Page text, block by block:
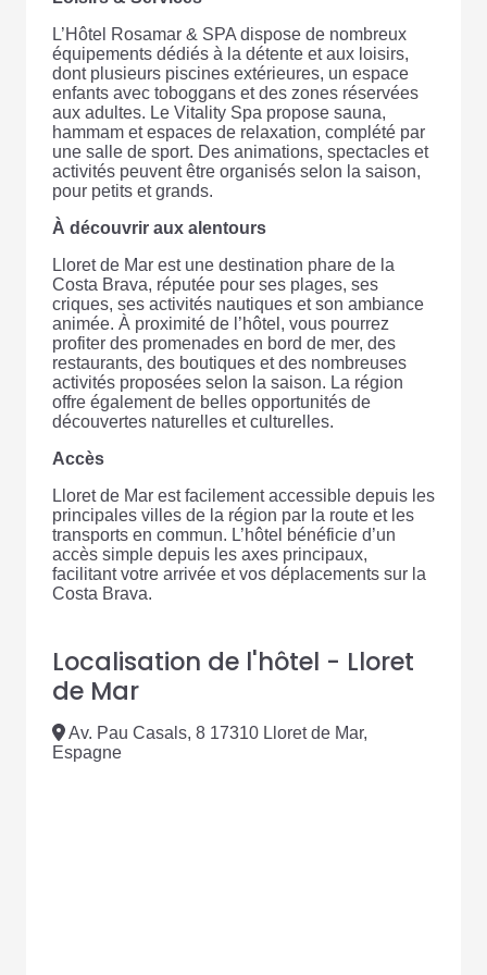
L’Hôtel Rosamar & SPA dispose de nombreux
équipements dédiés à la détente et aux loisirs,
dont plusieurs piscines extérieures, un espace
enfants avec toboggans et des zones réservées
aux adultes. Le Vitality Spa propose sauna,
hammam et espaces de relaxation, complété par
une salle de sport. Des animations, spectacles et
activités peuvent être organisés selon la saison,
pour petits et grands.
À découvrir aux alentours
Lloret de Mar est une destination phare de la
Costa Brava, réputée pour ses plages, ses
criques, ses activités nautiques et son ambiance
animée. À proximité de l’hôtel, vous pourrez
profiter des promenades en bord de mer, des
restaurants, des boutiques et des nombreuses
activités proposées selon la saison. La région
offre également de belles opportunités de
découvertes naturelles et culturelles.
Accès
Lloret de Mar est facilement accessible depuis les
principales villes de la région par la route et les
transports en commun. L’hôtel bénéficie d’un
accès simple depuis les axes principaux,
facilitant votre arrivée et vos déplacements sur la
Costa Brava.
Localisation de l'hôtel - Lloret
de Mar
Av. Pau Casals, 8 17310 Lloret de Mar,
Espagne